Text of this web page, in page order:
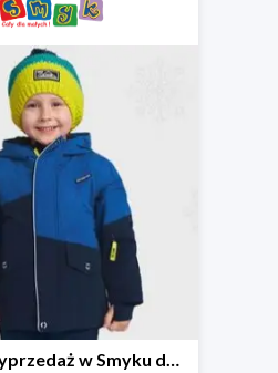
Zimowa wyprzedaż w Smyku do -50%